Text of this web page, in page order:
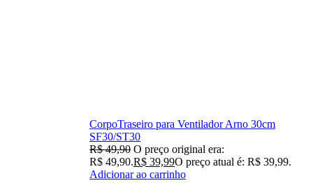
CorpoTraseiro para Ventilador Arno 30cm
SF30/ST30
R$49,90 O preço original era:
R$ 49,90.R$ 39,99O preço atual é: R$ 39,99.
Adicionar ao carrinho